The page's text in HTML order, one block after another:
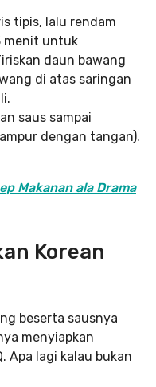
tipis, lalu rendam
menit untuk
daun bawang
di atas saringan
saus sampai
dengan tangan).
Makanan ala Drama
Korean
beserta sausnya
menyiapkan
Apa lagi kalau bukan